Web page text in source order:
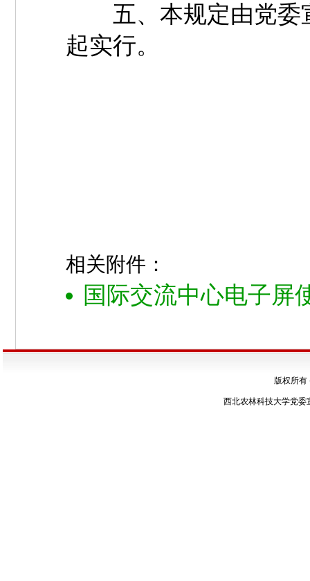
五、本规定由党委
起实行。
相关附件：
国际交流中心电子屏
版权所有
西北农林科技大学党